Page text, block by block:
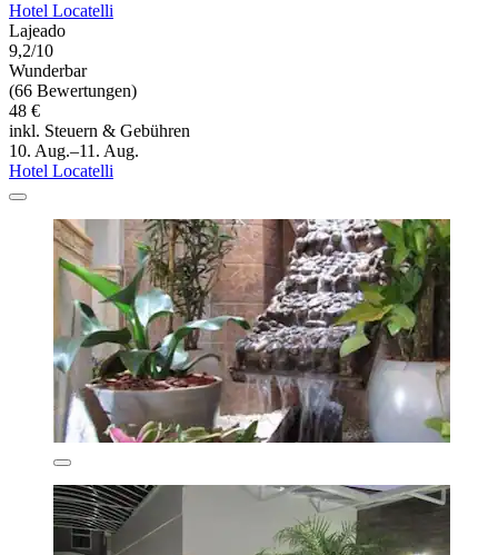
Hotel Locatelli
Lajeado
9,2/10
Wunderbar
(66 Bewertungen)
48 €
inkl. Steuern & Gebühren
10. Aug.–11. Aug.
Hotel Locatelli